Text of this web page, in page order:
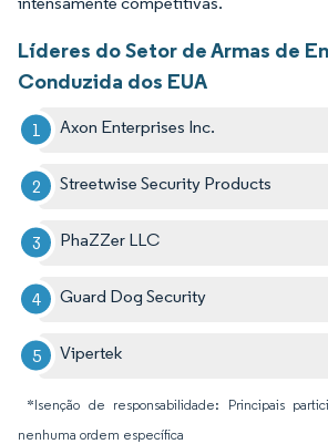
Líderes do Setor de Armas de
Conduzida dos EUA
Axon Enterprises Inc.
Streetwise Security Products
PhaZZer LLC
Guard Dog Security
Vipertek
*Isenção de responsabilidade: Principais
nenhuma ordem específica